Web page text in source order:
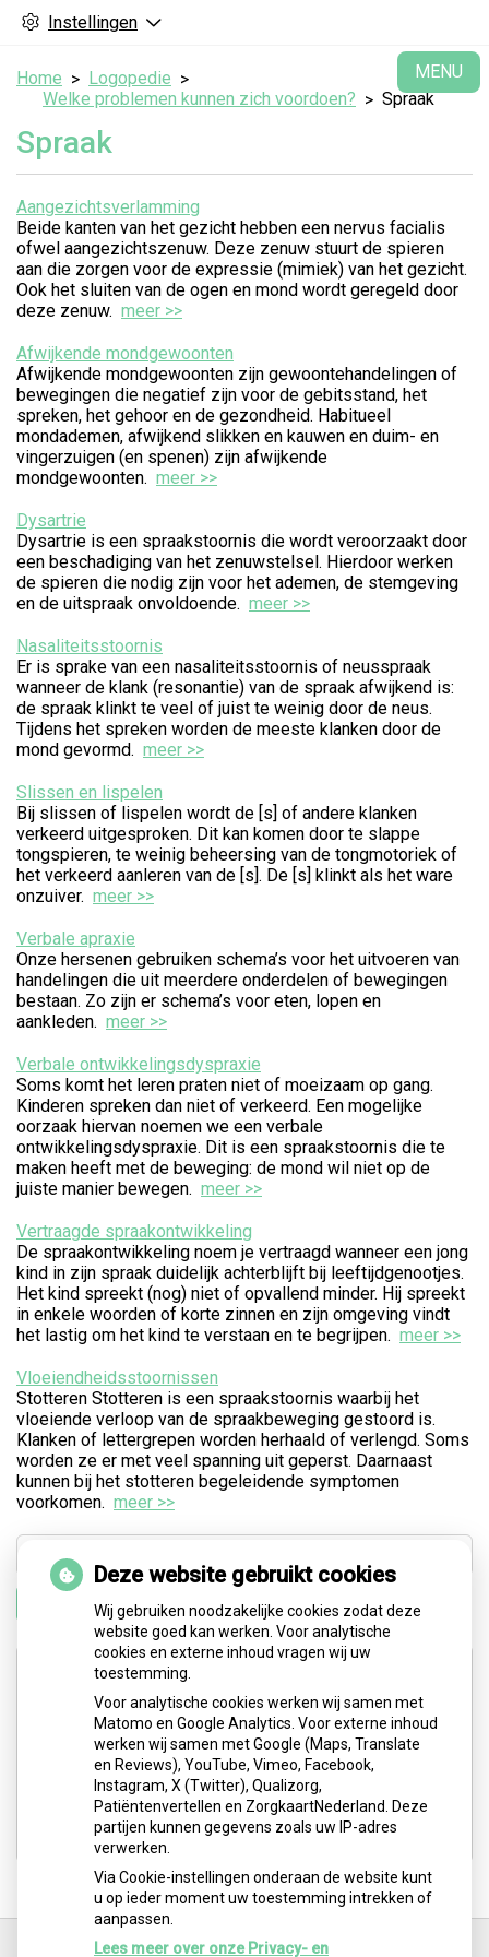
Instellingen
MENU
Home
Logopedie
Welke problemen kunnen zich voordoen?
Spraak
Spraak
Aangezichtsverlamming
Beide kanten van het gezicht hebben een nervus facialis
ofwel aangezichtszenuw. Deze zenuw stuurt de spieren
aan die zorgen voor de expressie (mimiek) van het gezicht.
Ook het sluiten van de ogen en mond wordt geregeld door
deze zenuw. meer >>
Afwijkende mondgewoonten
Afwijkende mondgewoonten zijn gewoontehandelingen of
bewegingen die negatief zijn voor de gebitsstand, het
spreken, het gehoor en de gezondheid. Habitueel
mondademen, afwijkend slikken en kauwen en duim- en
vingerzuigen (en spenen) zijn afwijkende
mondgewoonten. meer >>
Dysartrie
Dysartrie is een spraakstoornis die wordt veroorzaakt door
een beschadiging van het zenuwstelsel. Hierdoor werken
de spieren die nodig zijn voor het ademen, de stemgeving
en de uitspraak onvoldoende. meer >>
Nasaliteitsstoornis
Er is sprake van een nasaliteitsstoornis of neusspraak
wanneer de klank (resonantie) van de spraak afwijkend is:
de spraak klinkt te veel of juist te weinig door de neus.
Tijdens het spreken worden de meeste klanken door de
mond gevormd. meer >>
Slissen en lispelen
Bij slissen of lispelen wordt de [s] of andere klanken
verkeerd uitgesproken. Dit kan komen door te slappe
tongspieren, te weinig beheersing van de tongmotoriek of
het verkeerd aanleren van de [s]. De [s] klinkt als het ware
onzuiver. meer >>
Verbale apraxie
Onze hersenen gebruiken schema’s voor het uitvoeren van
handelingen die uit meerdere onderdelen of bewegingen
bestaan. Zo zijn er schema’s voor eten, lopen en
aankleden. meer >>
Verbale ontwikkelingsdyspraxie
Soms komt het leren praten niet of moeizaam op gang.
Kinderen spreken dan niet of verkeerd. Een mogelijke
oorzaak hiervan noemen we een verbale
ontwikkelingsdyspraxie. Dit is een spraakstoornis die te
maken heeft met de beweging: de mond wil niet op de
juiste manier bewegen. meer >>
Vertraagde spraakontwikkeling
De spraakontwikkeling noem je vertraagd wanneer een jong
kind in zijn spraak duidelijk achterblijft bij leeftijdgenootjes.
Het kind spreekt (nog) niet of opvallend minder. Hij spreekt
in enkele woorden of korte zinnen en zijn omgeving vindt
het lastig om het kind te verstaan en te begrijpen. meer >>
Vloeiendheidsstoornissen
Stotteren Stotteren is een spraakstoornis waarbij het
vloeiende verloop van de spraakbeweging gestoord is.
Klanken of lettergrepen worden herhaald of verlengd. Soms
worden ze er met veel spanning uit geperst. Daarnaast
kunnen bij het stotteren begeleidende symptomen
voorkomen. meer >>
Zoeken
Adresgegevens
Medisch Centrum Schiepark: Abtsweg 2
3042 GD Rotterdam
06-5251 1550
logo.barbara@gmail.com
Deze website gebruikt cookies
Wij gebruiken noodzakelijke cookies zodat deze
website goed kan werken. Voor analytische
cookies en externe inhoud vragen wij uw
toestemming.
Voor analytische cookies werken wij samen met
Matomo en Google Analytics. Voor externe inhoud
werken wij samen met Google (Maps, Translate
en Reviews), YouTube, Vimeo, Facebook,
Instagram, X (Twitter), Qualizorg,
Patiëntenvertellen en ZorgkaartNederland. Deze
partijen kunnen gegevens zoals uw IP-adres
verwerken.
Via Cookie-instellingen onderaan de website kunt
u op ieder moment uw toestemming intrekken of
aanpassen.
Lees meer over onze Privacy- en